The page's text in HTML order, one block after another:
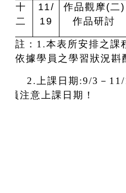
十
二
11/
19
作品觀摩(二)
作品研討
註：1.本表所安排之課
依據學員之學習狀況斟
2.上課日期:9/3－
員注意上課日期！